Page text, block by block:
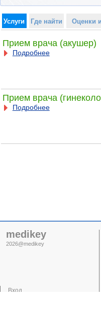
Услуги Где найти Оценки
Прием врача (акушер)
Подробнее
Прием врача
Подробнее
medikey
2026@medikey
Вход